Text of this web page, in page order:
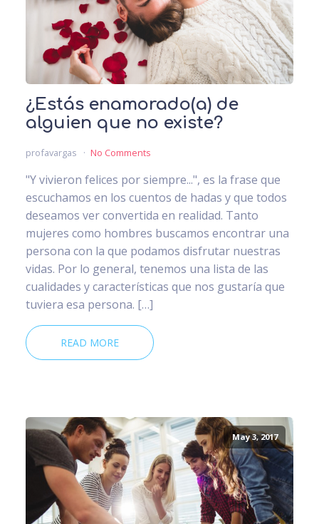
¿Estás enamorado(a) de
alguien que no existe?
profavargas No Comments
"Y vivieron felices por siempre...", es la frase que
escuchamos en los cuentos de hadas y que todos
deseamos ver convertida en realidad. Tanto
mujeres como hombres buscamos encontrar una
persona con la que podamos disfrutar nuestras
vidas. Por lo general, tenemos una lista de las
cualidades y características que nos gustaría que
tuviera esa persona. […]
READ MORE
May 3, 2017